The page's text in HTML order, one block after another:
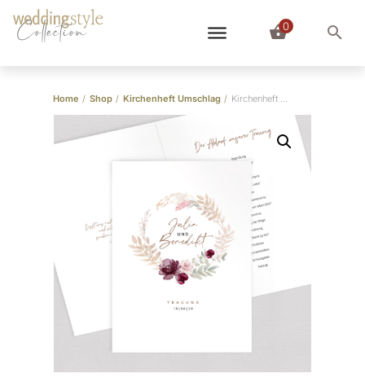
Collection 0
Home / Shop / Kirchenheft Umschlag / Kirchenheft Umschlag “Trockenblumen”